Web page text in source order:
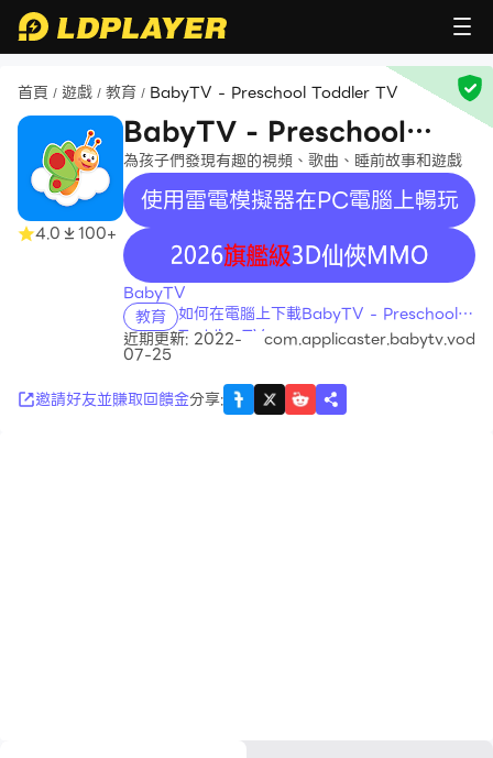
首頁 / 遊戲 / 教育 / BabyTV - Preschool Toddler TV
4.0 100+
BabyTV - Preschool
Toddler TV
為孩子們發現有趣的視頻、歌曲、睡前故事和遊戲
使用雷電模擬器在PC電腦上暢玩
recommend
BabyTV
教育 如何在電腦上下載BabyTV - Preschool
Toddler TV
近期更新: 2022-
07-25
com.applicaster.babytv.vod
邀請好友並賺取回饋金分享: